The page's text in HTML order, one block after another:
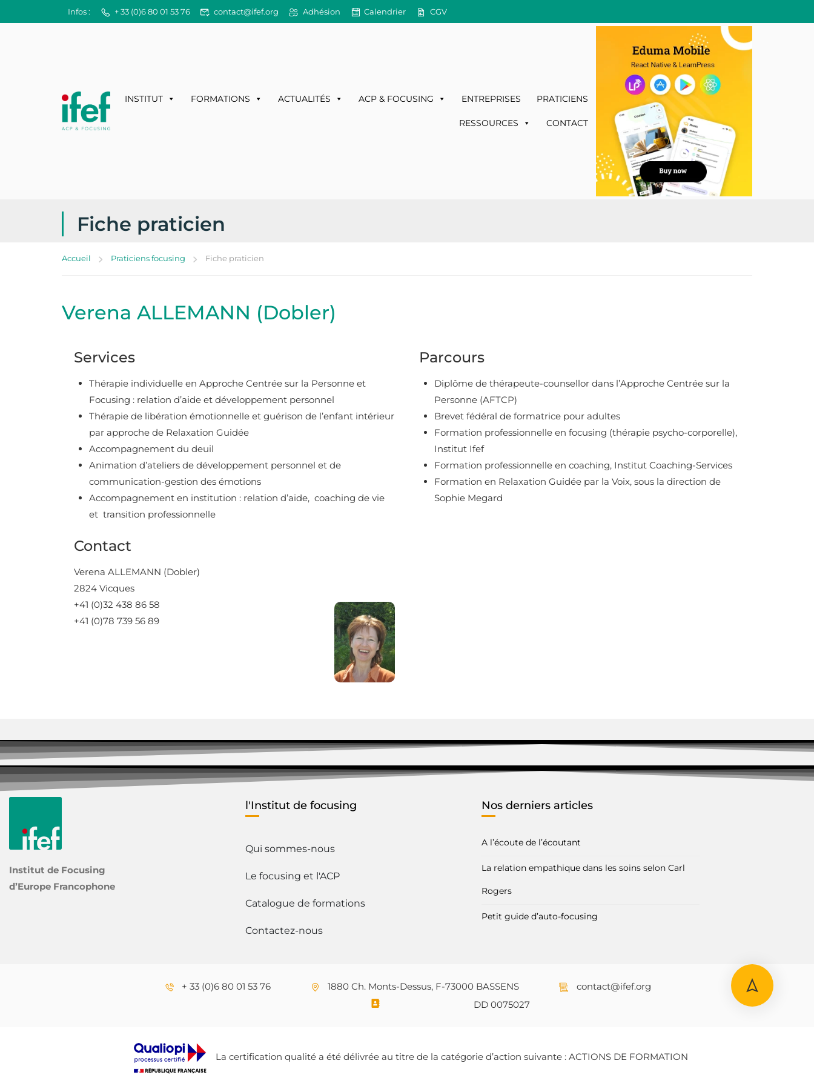
Infos : + 33 (0)6 80 01 53 76 contact@ifef.org Adhésion Calendrier CGV
INSTITUT FORMATIONS ACTUALITÉS ACP & FOCUSING ENTREPRISES PRATICIENS
RESSOURCES CONTACT
Fiche praticien
Accueil Praticiens focusing Fiche praticien
Verena ALLEMANN (Dobler)
Services
Thérapie individuelle en Approche Centrée sur la Personne et
Focusing : relation d’aide et développement personnel
Thérapie de libération émotionnelle et guérison de l’enfant intérieur
par approche de Relaxation Guidée
Accompagnement du deuil
Animation d’ateliers de développement personnel et de
communication-gestion des émotions
Accompagnement en institution : relation d’aide, coaching de vie
et transition professionnelle
Contact
Verena ALLEMANN (Dobler)
2824 Vicques
+41 (0)32 438 86 58
+41 (0)78 739 56 89
Parcours
Diplôme de thérapeute-counsellor dans l’Approche Centrée sur la
Personne (AFTCP)
Brevet fédéral de formatrice pour adultes
Formation professionnelle en focusing (thérapie psycho-corporelle),
Institut Ifef
Formation professionnelle en coaching, Institut Coaching-Services
Formation en Relaxation Guidée par la Voix, sous la direction de
Sophie Megard
Institut de Focusing
d’Europe Francophone
l'Institut de focusing
Qui sommes-nous
Le focusing et l'ACP
Catalogue de formations
Contactez-nous
Nos derniers articles
A l’écoute de l’écoutant
La relation empathique dans les soins selon Carl
Rogers
Petit guide d’auto-focusing
+ 33 (0)6 80 01 53 76 1880 Ch. Monts-Dessus, F-73000 BASSENS
contact@ifef.org
DD 0075027
La certification qualité a été délivrée au titre de la catégorie d’action suivante : ACTIONS DE FORMATION